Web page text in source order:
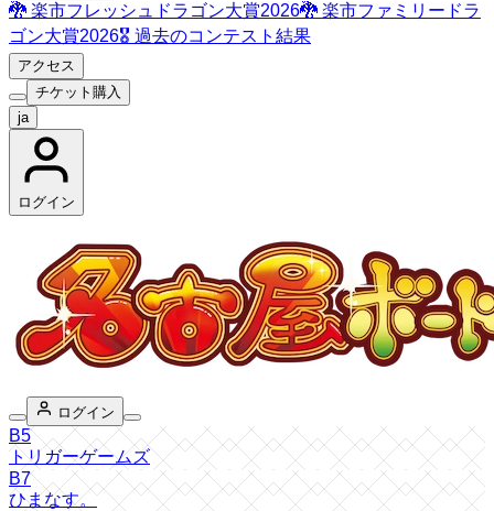
🐉 楽市フレッシュドラゴン大賞2026🐉 楽市ファミリードラ
ゴン大賞2026🎖️ 過去のコンテスト結果
アクセス
チケット購入
ja
ログイン
ログイン
B5
トリガーゲームズ
B7
ひまなす。